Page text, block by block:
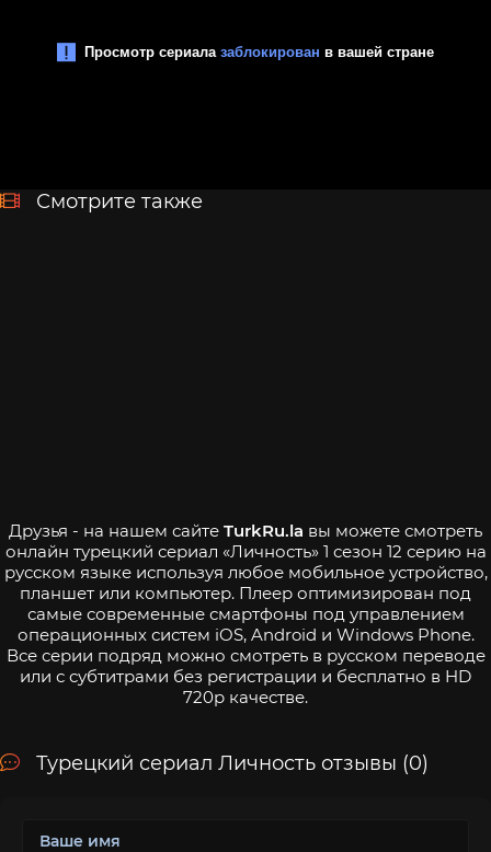
Смотрите также
Друзья - на нашем сайте TurkRu.la вы можете смотреть
онлайн турецкий сериал «Личность» 1 сезон 12 серию на
русском языке используя любое мобильное устройство,
планшет или компьютер. Плеер оптимизирован под
самые современные смартфоны под управлением
операционных систем iOS, Android и Windows Phone.
Все серии подряд можно смотреть в русском переводе
или с субтитрами без регистрации и бесплатно в HD
720p качестве.
Турецкий сериал Личность отзывы (0)